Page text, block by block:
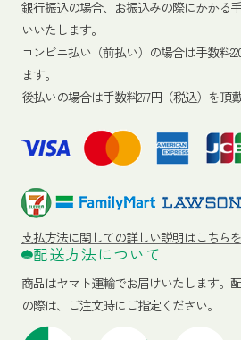
銀行振込の場合、お振込みの際にかかる
いいたします。
コンビニ払い（前払い）の場合は手数料
ます。
後払いの場合は手数料277円（税込）を頂
支払方法に関しての詳しい説明はこちら
配送方法について
商品はヤマト運輸でお届けいたします。
の際は、ご注文時にご指定ください。